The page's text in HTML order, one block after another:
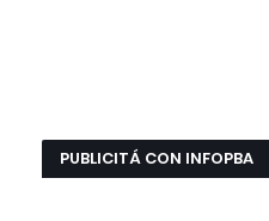
PUBLICITÁ CON INFOPBA